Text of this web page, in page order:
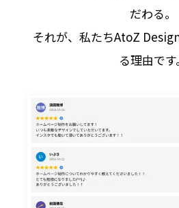
だわる。
それが、私たちAtoZ
る理由です。